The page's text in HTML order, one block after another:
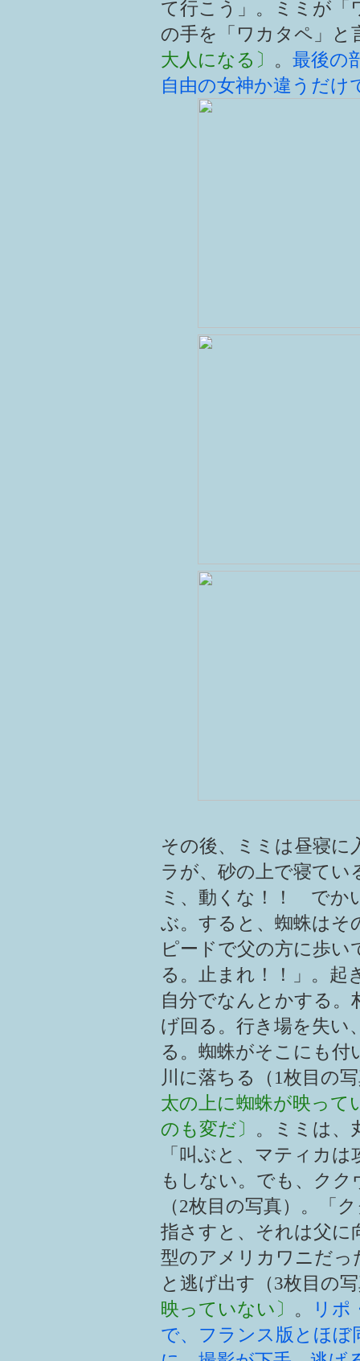
て行こう」。ミミが「
の手を「ワカタペ」と
大人になる〕 。 最後の
自由の女神か違うだけ
その後、ミミは昼寝に
ラが、砂の上で寝てい
ミ、動くな！！ でか
ぶ。すると、蜘蛛はそ
ピードで父の方に歩
る。止まれ！！」。
自分でなんとかする。
げ回る。行き場を失い
る。蜘蛛がそこにも
川に落ちる（1枚目の
太の上に蜘蛛が映って
のも変だ〕 。ミミは、
「叫ぶと、マティカ
もしない。でも、ク
（2枚目の写真）。「
指さすと、それは父に
型のアメリカワニだっ
と逃げ出す（3枚目の
映っていない〕 。
リポ
で、フランス版とほぼ